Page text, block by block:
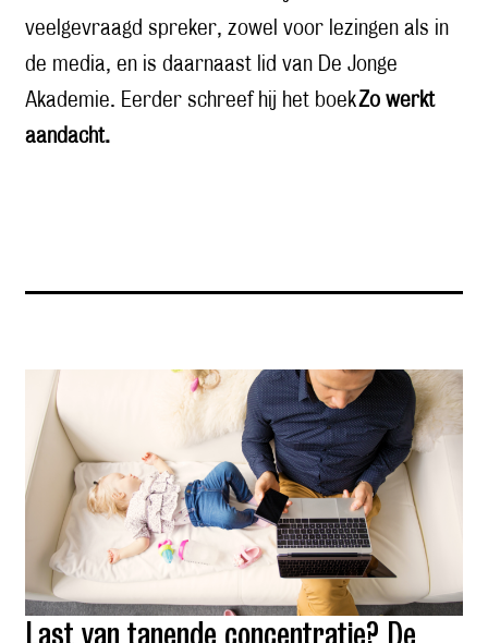
veelgevraagd spreker, zowel voor lezingen als in
de media, en is daarnaast lid van De Jonge
Akademie. Eerder schreef hij het boekZo werkt
aandacht.
Last van tanende concentratie? De